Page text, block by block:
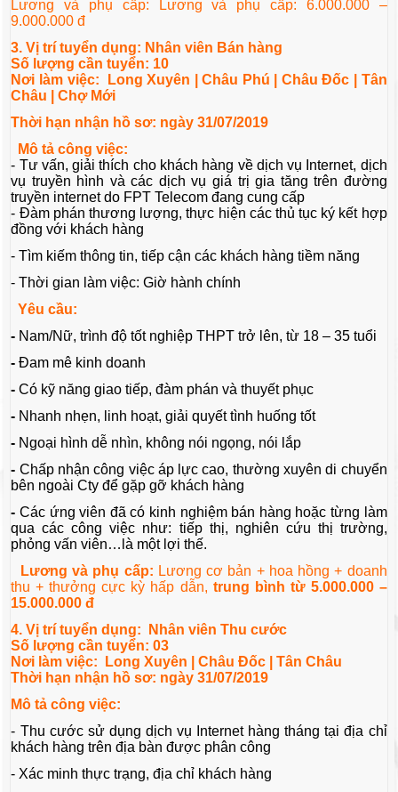
Lương và phụ cấp: Lương và phụ cấp: 6.000.000 –
9.000.000 đ
3. Vị trí tuyển dụng: Nhân viên Bán hàng
Số lượng cần tuyển: 10
Nơi làm việc: Long Xuyên | Châu Phú | Châu Đốc | Tân
Châu | Chợ Mới
Thời hạn nhận hồ sơ: ngày 31/07/2019
Mô tả công việc:
- Tư vấn, giải thích cho khách hàng về dịch vụ Internet, dịch
vụ truyền hình và các dịch vụ giá trị gia tăng trên đường
truyền internet do FPT Telecom đang cung cấp
- Đàm phán thương lượng, thực hiện các thủ tục ký kết hợp
đồng với khách hàng
- Tìm kiếm thông tin, tiếp cận các khách hàng tiềm năng
- Thời gian làm việc: Giờ hành chính
Yêu cầu:
- Nam/Nữ, trình độ tốt nghiệp THPT trở lên, từ 18 – 35 tuổi
-Đam mê kinh doanh
-Có kỹ năng giao tiếp, đàm phán và thuyết phục
- Nhanh nhẹn, linh hoạt, giải quyết tình huống tốt
- Ngoại hình dễ nhìn, không nói ngọng, nói lắp
- Chấp nhận công việc áp lực cao, thường xuyên di chuyển
bên ngoài Cty để gặp gỡ khách hàng
-Các ứng viên đã có kinh nghiệm bán hàng hoặc từng làm
qua các công việc như: tiếp thị, nghiên cứu thị trường,
phỏng vấn viên…là một lợi thế.
Lương và phụ cấp: Lương cơ bản + hoa hồng + doanh
thu + thưởng cực kỳ hấp dẫn, trung bình từ 5.000.000 –
15.000.000 đ
4. Vị trí tuyển dụng: Nhân viên Thu cước
Số lượng cần tuyển: 03
Nơi làm việc: Long Xuyên | Châu Đốc | Tân Châu
Thời hạn nhận hồ sơ: ngày 31/07/2019
Mô tả công việc:
- Thu cước sử dụng dịch vụ Internet hàng tháng tại địa chỉ
khách hàng trên địa bàn được phân công
- Xác minh thực trạng, địa chỉ khách hàng